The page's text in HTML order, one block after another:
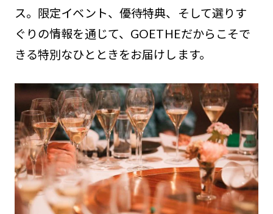
ス。限定イベント、優待特典、そして選りす
ぐりの情報を通じて、GOETHEだからこそで
きる特別なひとときをお届けします。